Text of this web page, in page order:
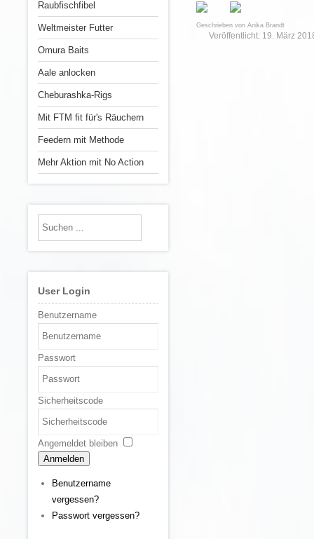
Raubfischfibel
Weltmeister Futter
Omura Baits
Aale anlocken
Cheburashka-Rigs
Mit FTM fit für's Räuchern
Feedern mit Methode
Mehr Aktion mit No Action
User Login
Benutzername
Passwort
Sicherheitscode
Angemeldet bleiben
Anmelden
Benutzername
vergessen?
Passwort vergessen?
Geschrieben von Anika Brandt
Veröffentlicht: 19. März